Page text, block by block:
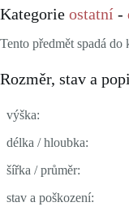
Kategorie ostatní -
Tento předmět spadá
Rozměr, stav a
výška:
délka / hloubka:
šířka / průměr:
stav a poškození: